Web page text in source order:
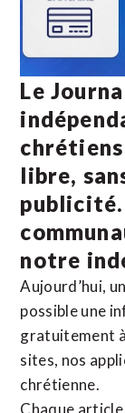
Le
chrétiens
libre,
publicité.
notre
Aujourd’hui,
possible une
gratuitement
sites, nos
chrétienne.
Chaque